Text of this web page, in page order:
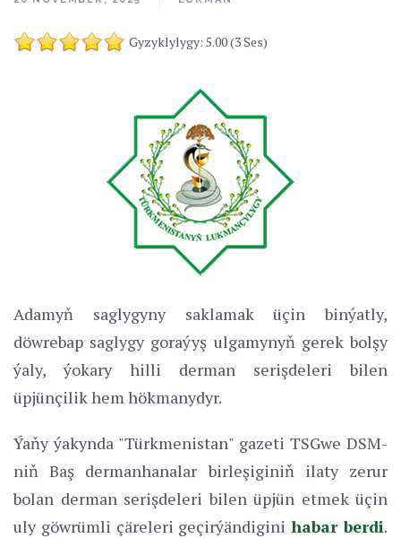
Gyzyklylygy: 5.00 (3 Ses)
Adamyň saglygyny saklamak üçin binýatly,
döwrebap saglygy goraýyş ulgamynyň gerek bolşy
ýaly, ýokary hilli derman serişdeleri bilen
üpjünçilik hem hökmanydyr.
Ýaňy ýakynda "Türkmenistan" gazeti TSGwe DSM-
niň Baş dermanhanalar birleşiginiň ilaty zerur
bolan derman serişdeleri bilen üpjün etmek üçin
uly göwrümli çäreleri geçirýändiginihabar berdi.